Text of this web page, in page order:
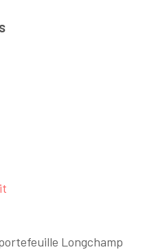
Longchamp